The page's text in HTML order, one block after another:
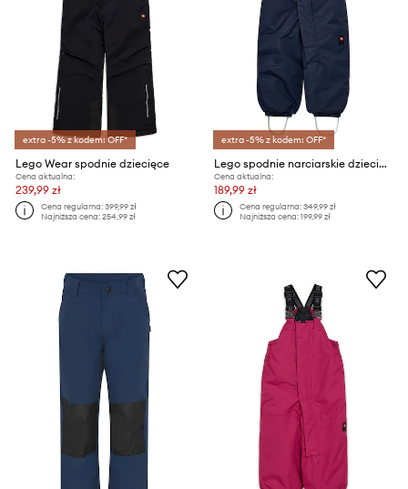
extra -5% z kodem: OFF*
Lego Wear spodnie dziecięce
Cena aktualna:
239,99 zł
Cena regularna:399,99 zł
Najniższa cena:254,99 zł
extra -5% z kodem: OFF*
Lego spodnie narciarskie dziecięce
Cena aktualna:
189,99 zł
Cena regularna:349,99 zł
Najniższa cena:199,99 zł